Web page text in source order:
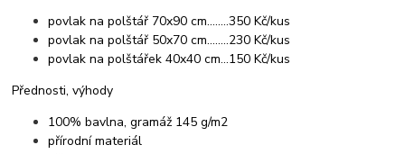
povlak na polštář 70x90 cm........350 Kč/kus
povlak na polštář 50x70 cm........230 Kč/kus
povlak na polštářek 40x40 cm...150 Kč/kus
Přednosti, výhody
100% bavlna, gramáž 145 g/m2
přírodní materiál